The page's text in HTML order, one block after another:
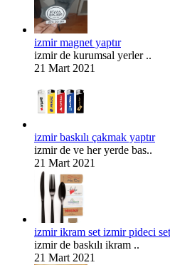
izmir magnet yaptır
izmir de kurumsal yerler ..
21 Mart 2021
izmir baskılı çakmak yaptır
izmir de ve her yerde bas..
21 Mart 2021
izmir ikram set izmir pideci
izmir de baskılı ikram ..
21 Mart 2021